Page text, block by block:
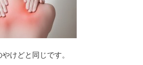
けどと同じです。